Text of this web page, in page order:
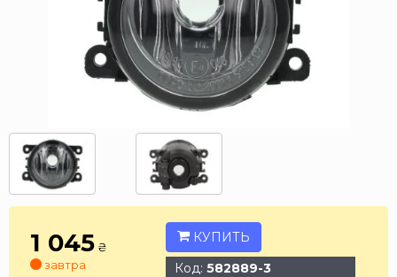
1 045 ₴
завтра
КУПИТЬ
Код: 582889-3